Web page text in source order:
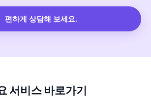
편하게 상담해 보세요.
서비스 바로가기